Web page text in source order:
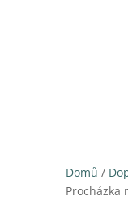
Domů /
Procházka